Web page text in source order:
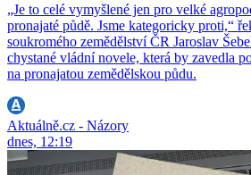
„Je to celé vymyšlené jen pro velké
pronajaté půdě. Jsme kategoricky proti,“
soukromého zemědělství ČR Jaroslav
chystané vládní novele, která by zavedla
na pronajatou zemědělskou půdu.
Aktuálně.cz - Názory
dnes, 12:19